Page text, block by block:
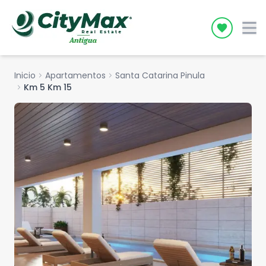
Icon
Inicio chevron_right Apartamentos chevron_right Santa Catarina Pinula
chevron_right Km 5 Km 15